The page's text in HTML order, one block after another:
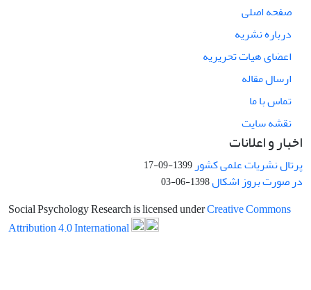
صفحه اصلی
درباره نشریه
اعضای هیات تحریریه
ارسال مقاله
تماس با ما
نقشه سایت
اخبار و اعلانات
پرتال نشریات علمی کشور 1399-09-17
در صورت بروز اشکال1398-06-03
Social Psychology Research is licensed underCreative Commons
Attribution 4.0 International